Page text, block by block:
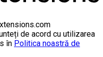
de acord cu utilizarea
în Politica noastră de